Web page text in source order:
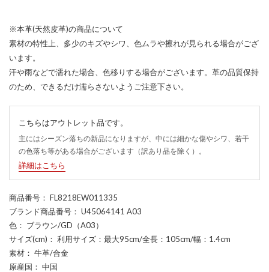
※本革(天然皮革)の商品について
素材の特性上、多少のキズやシワ、色ムラや擦れが見られる場合がござ
います。
汗や雨などで濡れた場合、色移りする場合がございます。革の品質保持
のため、できるだけ濡らさないようご注意下さい。
こちらはアウトレット品です。
主にはシーズン落ちの新品になりますが、中には細かな傷やシワ、若干
の色落ち等がある場合がございます（訳あり品を除く）。
詳細はこちら
商品番号 ： FL8218EW011335
ブランド商品番号 ： U45064141 A03
色 ： ブラウン/GD（A03）
サイズ(cm) ： 利用サイズ：最大95cm/全長：105cm/幅：1.4cm
素材 ： 牛革/合金
原産国 ： 中国